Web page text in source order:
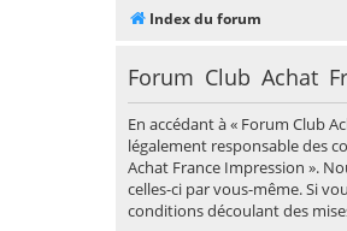
Index du forum
Forum Club Achat
En accédant à « Forum Club
légalement responsable des
Achat France Impression ».
celles-ci par vous-même. Si
conditions découlant des